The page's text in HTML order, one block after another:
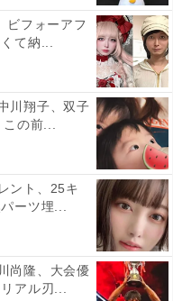
ビフォーアフ
て納...
川翔子、双子
の前...
ント、25キ
ーツ埋...
尚隆、大会優
アル刃...